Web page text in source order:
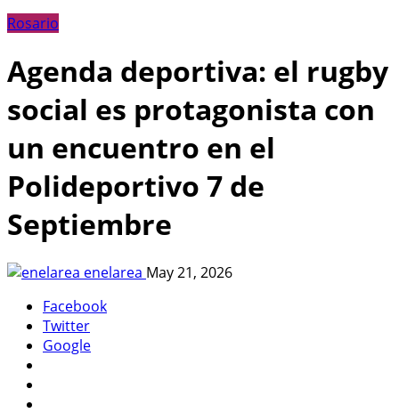
Rosario
Agenda deportiva: el rugby
social es protagonista con
un encuentro en el
Polideportivo 7 de
Septiembre
enelarea May 21, 2026
Facebook
Twitter
Google